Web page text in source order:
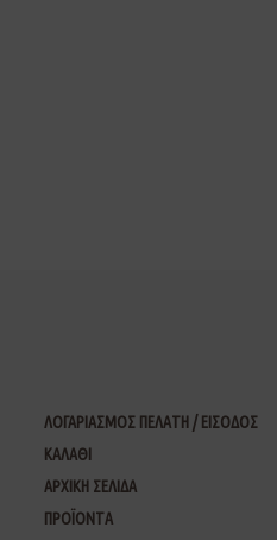
ΛΟΓΑΡΙΑΣΜΟΣ ΠΕΛΑΤΗ / ΕΙΣΟΔΟΣ
ΚΑΛΑΘΙ
ΑΡΧΙΚΗ ΣΕΛΙΔΑ
ΠΡΟΪΟΝΤΑ